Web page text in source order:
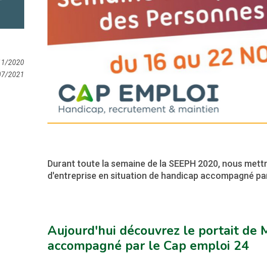
Durant toute la semaine de la SEEPH 2020, nous
d'entreprise en situation de handicap accompagné
Aujourd'hui découvrez le portait de
accompagné par le Cap emploi 24
2020
2021